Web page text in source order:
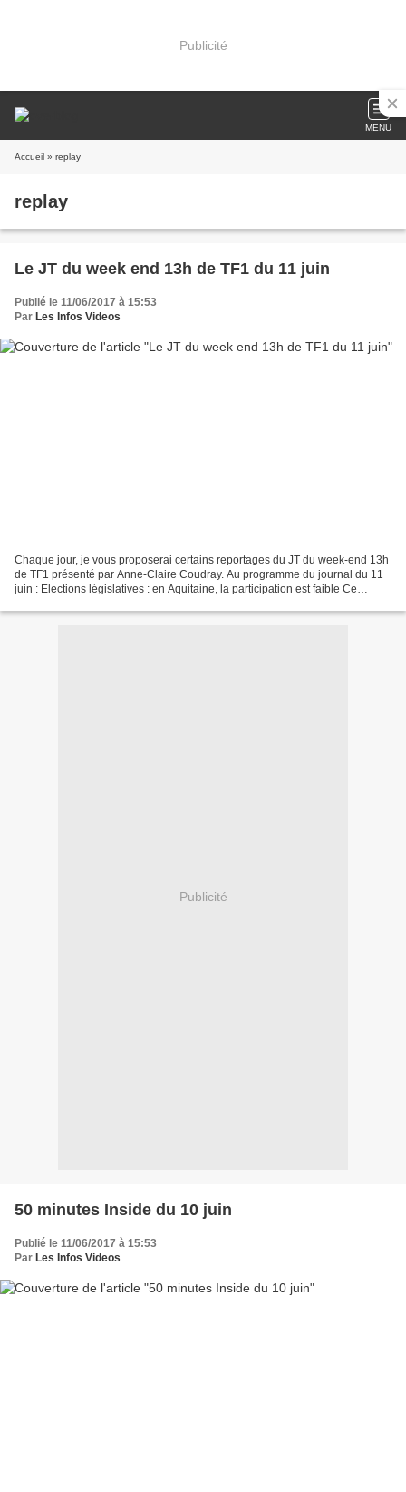
Publicité
MENU
Accueil » replay
replay
Le JT du week end 13h de TF1 du 11 juin
Publié le 11/06/2017 à 15:53
Par Les Infos Videos
Chaque jour, je vous proposerai certains reportages du JT du week-end 13h
de TF1 présenté par Anne-Claire Coudray. Au programme du journal du 11
juin : Elections législatives : en Aquitaine, la participation est faible Ce
Publicité
50 minutes Inside du 10 juin
Publié le 11/06/2017 à 15:53
Par Les Infos Videos